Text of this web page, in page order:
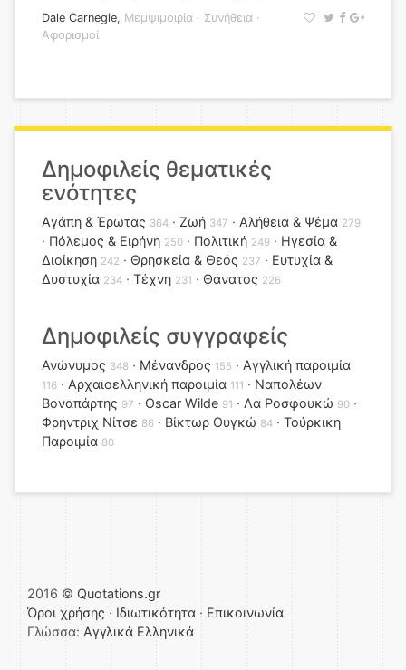
Dale Carnegie, Μεμψιμοιρία · Συνήθεια ·
Αφορισμοί
Δημοφιλείς θεματικές
ενότητες
Αγάπη & Έρωτας 364 Ζωή 347 Αλήθεια & Ψέμα 279
Πόλεμος & Ειρήνη 250 Πολιτική 249
Ηγεσία &
Διοίκηση 242 Θρησκεία & Θεός 237
Ευτυχία &
Δυστυχία 234 Τέχνη 231 Θάνατος 226
Δημοφιλείς συγγραφείς
Ανώνυμος 348 Μένανδρος 155 Αγγλική παροιμία
116 Αρχαιοελληνική παροιμία 111
Ναπολέων
Βοναπάρτης 97 Oscar Wilde 91 Λα Ροσφουκώ 90
Φρήντριχ Νίτσε 86 Βίκτωρ Ουγκώ 84
Τούρκικη
Παροιμία 80
2016 © Quotations.gr
Όροι χρήσης · Ιδιωτικότητα · Επικοινωνία
Γλώσσα: Αγγλικά Ελληνικά